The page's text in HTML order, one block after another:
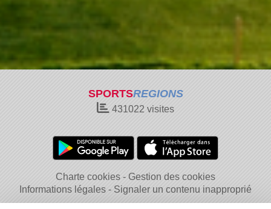
SPORTSREGIONS
431022 visites
Charte cookies
Gestion des cookies
Informations légales
Signaler un contenu inapproprié